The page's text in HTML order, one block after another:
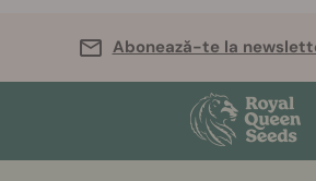
Abonează-te la